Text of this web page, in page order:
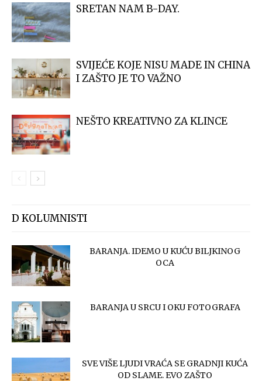
SRETAN NAM B-DAY.
SVIJEĆE KOJE NISU MADE IN CHINA
I ZAŠTO JE TO VAŽNO
NEŠTO KREATIVNO ZA KLINCE
D KOLUMNISTI
BARANJA. IDEMO U KUĆU BILJKINOG
OCA
BARANJA U SRCU I OKU FOTOGRAFA
SVE VIŠE LJUDI VRAĆA SE GRADNJI KUĆA
OD SLAME. EVO ZAŠTO